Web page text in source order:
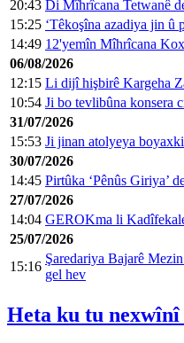
20:43 Di Mîhrîcana Tetwanê
15:25 ‘Têkoşîna azadiya jin û
14:49 12'yemîn Mîhrîcana
06/08/2026
12:15 Li dijî hişbirê Kargeha
10:54 Ji bo tevlibûna konsera
31/07/2026
15:53 Ji jinan atolyeya
30/07/2026
14:45 Pirtûka ‘Pênûs Giriya’
27/07/2026
14:04 GEROKma li
25/07/2026
15:16
Şaredariya Bajarê
gel hev
Heta ku tu nexwînî